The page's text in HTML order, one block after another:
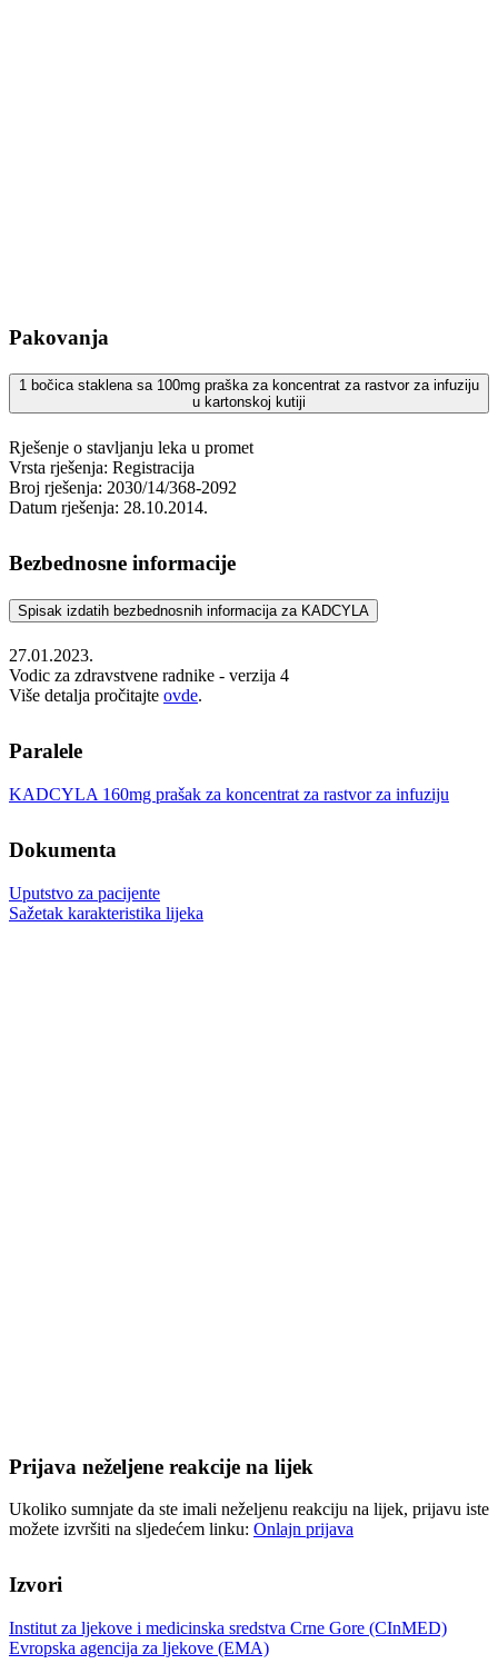
Pakovanja
1 bočica staklena sa 100mg praška za koncentrat za rastvor za infuziju
u kartonskoj kutiji
Rješenje o stavljanju leka u promet
Vrsta rješenja: Registracija
Broj rješenja: 2030/14/368-2092
Datum rješenja: 28.10.2014.
Bezbednosne informacije
Spisak izdatih bezbednosnih informacija za KADCYLA
27.01.2023.
Vodic za zdravstvene radnike - verzija 4
Više detalja pročitajte ovde.
Paralele
KADCYLA 160mg prašak za koncentrat za rastvor za infuziju
Dokumenta
Uputstvo za pacijente
Sažetak karakteristika lijeka
Prijava neželjene reakcije na lijek
Ukoliko sumnjate da ste imali neželjenu reakciju na lijek, prijavu iste
možete izvršiti na sljedećem linku: Onlajn prijava
Izvori
Institut za ljekove i medicinska sredstva Crne Gore (CInMED)
Evropska agencija za ljekove (EMA)